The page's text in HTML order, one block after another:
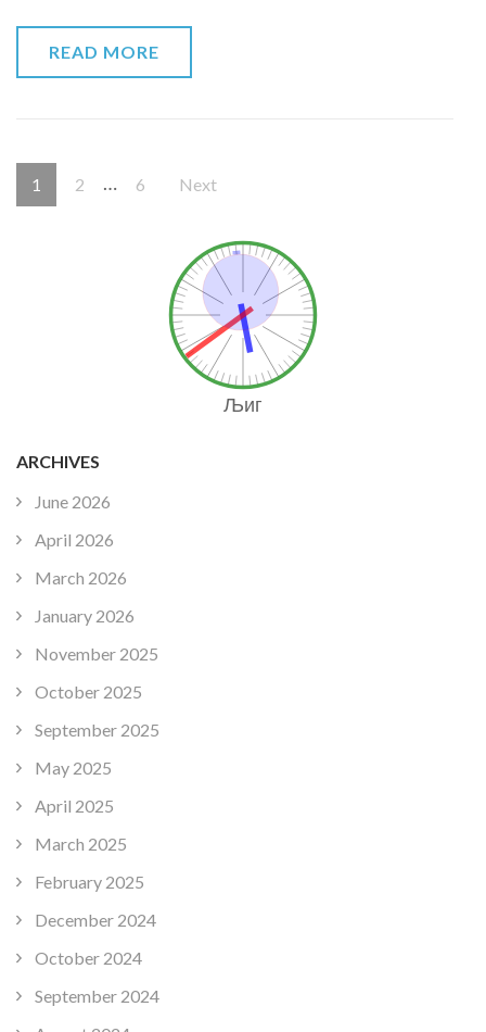
READ MORE
1 2 … 6 Next
Љиг
ARCHIVES
June 2026
April 2026
March 2026
January 2026
November 2025
October 2025
September 2025
May 2025
April 2025
March 2025
February 2025
December 2024
October 2024
September 2024